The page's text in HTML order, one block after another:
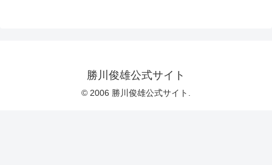
勝川俊雄公式サイト
© 2006 勝川俊雄公式サイト.